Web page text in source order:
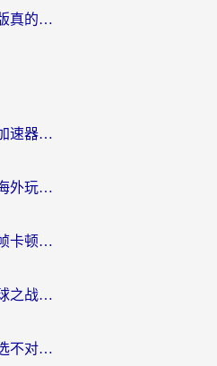
海外党必看：加速器免费版真的能解决回国访问难题吗？附实用选择指南
在美国玩流放之路用什么加速器？海外党国服游戏不卡顿的终极攻略
匈牙利怎么玩逐鹿九州？海外玩家国服游戏加速器终极指南（附永劫无间荣耀新三国解决方案）
海外玩决战！平安京总掉帧卡顿？用什么加速器比较好？实测指南来了
巴西怎么玩变形金刚：地球之战？海外玩家国服游戏加速终极指南（附新诛仙延迟密室逃脱18解决办法）
在国外最终幻想14加速器选不对？海外玩家的国服游戏加速避坑指南